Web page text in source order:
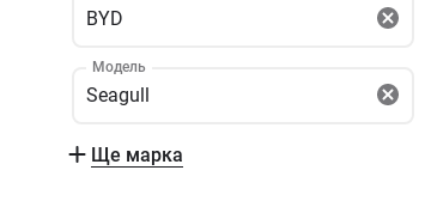
BYD
Модель
Seagull
Ще марка